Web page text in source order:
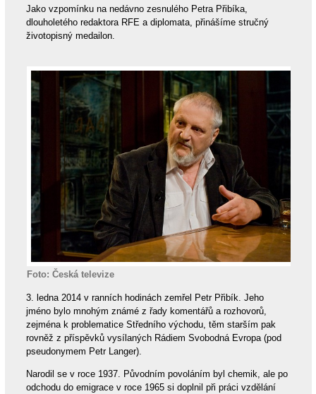
Jako vzpomínku na nedávno zesnulého Petra Přibíka,
dlouholetého redaktora RFE a diplomata, přinášíme stručný
životopisný medailon.
Foto: Česká televize
3. ledna 2014 v ranních hodinách zemřel Petr Přibík. Jeho
jméno bylo mnohým známé z řady komentářů a rozhovorů,
zejména k problematice Středního východu, těm starším pak
rovněž z příspěvků vysílaných Rádiem Svobodná Evropa (pod
pseudonymem Petr Langer).
Narodil se v roce 1937. Původním povoláním byl chemik, ale po
odchodu do emigrace v roce 1965 si doplnil při práci vzdělání